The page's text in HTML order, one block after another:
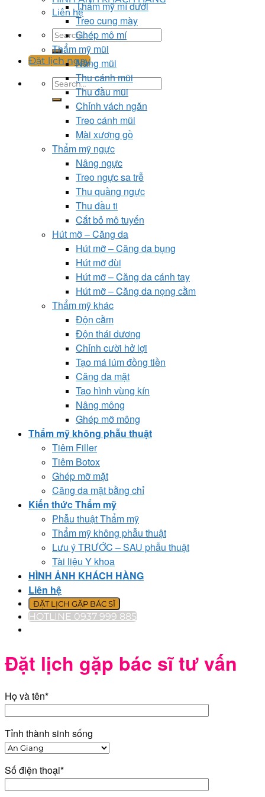
Liên hệ
Đặt lịch ngay
Thẩm mỹ mí dưới
Treo cung mày
Ghép mô mí
Thẩm mỹ mũi
Nâng mũi
Thu cánh mũi
Thu đầu mũi
Chỉnh vách ngăn
Treo cánh mũi
Mài xương gồ
Thẩm mỹ ngực
Nâng ngực
Treo ngực sa trễ
Thu quầng ngực
Thu đầu ti
Cắt bỏ mô tuyến
Hút mỡ – Căng da
Hút mỡ – Căng da bụng
Hút mỡ đùi
Hút mỡ – Căng da cánh tay
Hút mỡ – Căng da nọng cằm
Thẩm mỹ khác
Độn cằm
Độn thái dương
Chỉnh cười hở lợi
Tạo má lúm đồng tiền
Căng da mặt
Tạo hình vùng kín
Nâng mông
Ghép mỡ mông
Thẩm mỹ không phẫu thuật
Tiêm Filler
Tiêm Botox
Ghép mỡ mặt
Căng da mặt bằng chỉ
Kiến thức Thẩm mỹ
Phẫu thuật Thẩm mỹ
Thẩm mỹ không phẫu thuật
Lưu ý TRƯỚC – SAU phẫu thuật
Tài liệu Y khoa
HÌNH ẢNH KHÁCH HÀNG
Liên hệ
ĐẶT LỊCH GẶP BÁC SĨ
HOTLINE 0937 999 885
Đặt lịch gặp bác sĩ tư vấn
Họ và tên*
Tỉnh thành sinh sống
Số điện thoại*